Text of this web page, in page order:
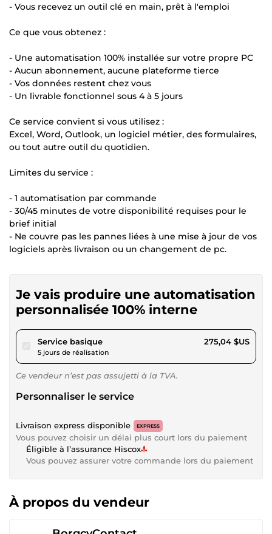
- Vous recevez un outil clé en main, prêt à l'emploi
Ce que vous obtenez :
- Une automatisation 100% installée sur votre propre PC
- Aucun abonnement, aucune plateforme tierce
- Vos données restent chez vous
- Un livrable fonctionnel sous 4 à 5 jours
Ce service convient si vous utilisez :
Excel, Word, Outlook, un logiciel métier, des formulaires,
ou tout autre outil du quotidien.
Limites du service :
- 1 automatisation par commande
- 30/45 minutes de votre disponibilité requises pour le
brief initial
- Ne couvre pas les pannes liées à une mise à jour de vos
logiciels après livraison ou un changement de pc.
Je vais produire une automatisation
personnalisée 100% interne
Service basiquepour 253,49 $US
5 jours de réalisation
275,04 $US
Ce vendeur n’est pas assujetti à la TVA.
Personnaliser le service
Livraison express disponible EXPRESS
Vous pouvez choisir un délai plus court lors du paiement
Éligible à l’assurance Hiscox
Vous pouvez assurer votre commande lors du paiement
À propos du vendeur